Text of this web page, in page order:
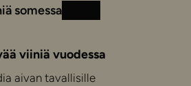
somessa Instagram
Facebook
viiniä vuodessa
aivan tavallisille